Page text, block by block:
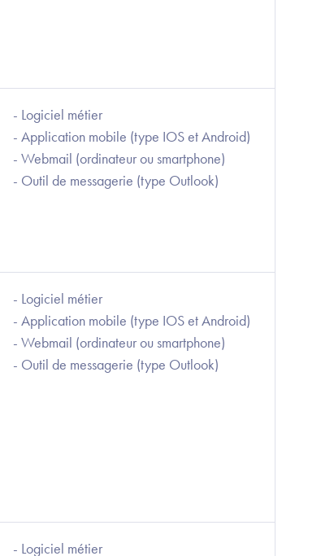
- Logiciel métier
- Application mobile (type IOS et Android)
- Webmail (ordinateur ou smartphone)
- Outil de messagerie (type Outlook)
- Logiciel métier
- Application mobile (type IOS et Android)
- Webmail (ordinateur ou smartphone)
- Outil de messagerie (type Outlook)
- Logiciel métier